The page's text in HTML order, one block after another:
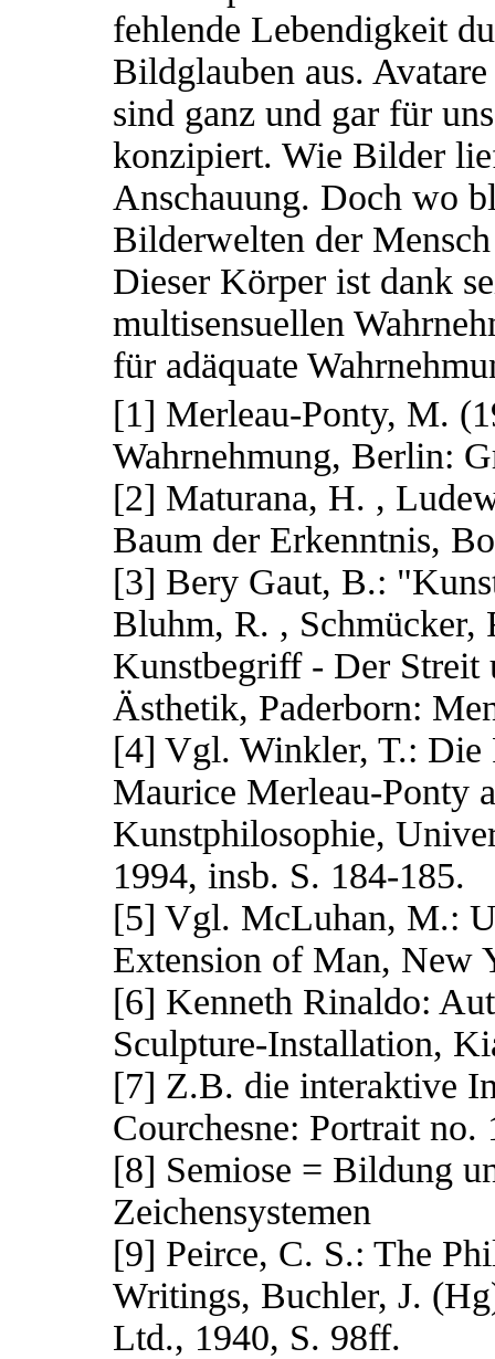
fehlende Lebendigkeit
Bildglauben aus.
sind ganz und gar für
konzipiert. Wie Bilder
Anschauung. Doch wo
Bilderwelten der
Dieser Körper ist dank
multisensuellen
für adäquate
[1] Merleau-Ponty, M.
Wahrnehmung, Berlin:
[2] Maturana, H. ,
Baum der Erkenntnis,
[3] Bery Gaut, B.:
Bluhm, R. , Schmücker,
Kunstbegriff - Der Streit
Ästhetik, Paderborn:
[4] Vgl. Winkler, T.: Die
Maurice Merleau-Ponty
Kunstphilosophie,
1994, insb. S. 184-185.
[5] Vgl. McLuhan, M.:
Extension of Man,
[6] Kenneth Rinaldo:
Sculpture-Installation,
[7] Z.B. die interaktive
Courchesne: Portrait
[8] Semiose = Bildung
Zeichensystemen
[9] Peirce, C. S.: The
Writings, Buchler, J.
Ltd., 1940, S. 98ff.